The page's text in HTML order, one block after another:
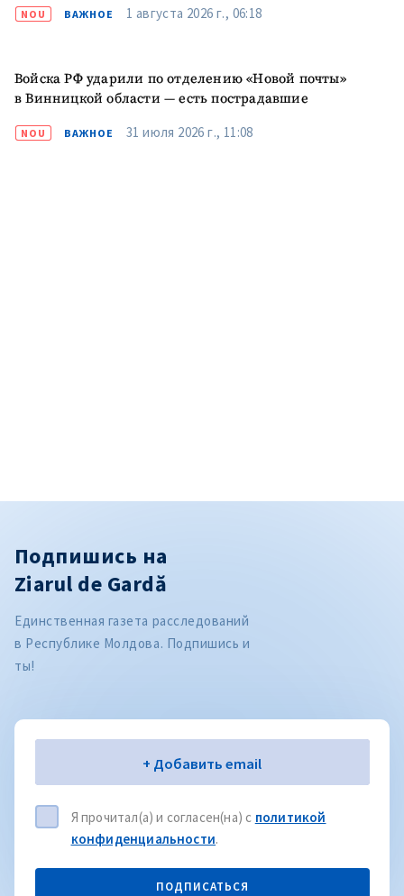
NOU ВАЖНОЕ 1 августа 2026 г., 06:18
Войска РФ ударили по отделению «Новой почты»
в Винницкой области — есть пострадавшие
NOU ВАЖНОЕ 31 июля 2026 г., 11:08
Подпишись на
Ziarul de Gardă
Единственная газета расследований
в Республике Молдова. Подпишись и
ты!
Электронная почта+ Добавить email
Я прочитал(а) и согласен(на) с политикой
конфиденциальности.
ПОДПИСАТЬСЯ